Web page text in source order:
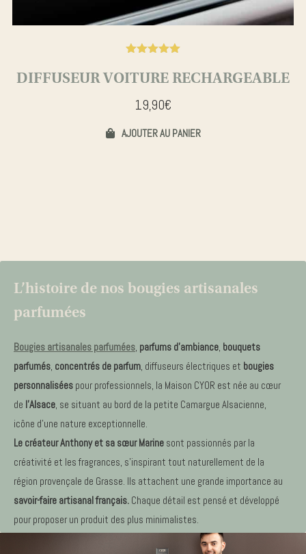
DIFFUSEUR VOITURE RECHARGEABLE
19,90€
AJOUTER AU PANIER
L’histoire de nos bougies artisanales
parfumées
Bougies artisanales parfumées, parfums d’ambiance, bouquets
parfumés, concentrés de parfum, diffuseurs électriques et bougies
personnalisées pour professionnels, la Maison CYOR est née au cœur
de l’Alsace, se situant au bord de la petite Camargue Alsacienne,
icône d’une nature exceptionnelle.
Le créateur Anthony et sa sœur Marine sont passionnés par la
créativité et les fragrances, s’inspirant tout naturellement de la
région provençale de Grasse. Ils attachent une grande importance au
savoir-faire artisanal français. Chaque détail est pensé et développé
pour proposer un produit des plus minimalistes.